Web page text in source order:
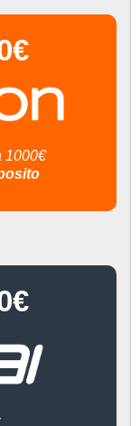
1000€